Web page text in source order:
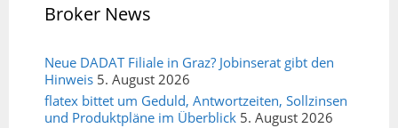
Broker News
Neue DADAT Filiale in Graz? Jobinserat gibt den
Hinweis 5. August 2026
flatex bittet um Geduld, Antwortzeiten, Sollzinsen
und Produktpläne im Überblick 5. August 2026